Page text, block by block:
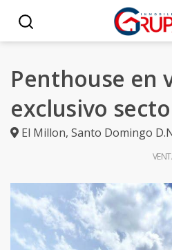
Penthouse en
exclusivo
El Millon, Santo Domingo